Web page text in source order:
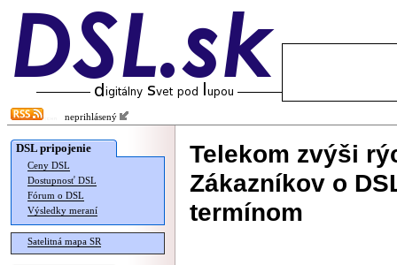
neprihlásený
DSL pripojenie
Ceny DSL
Dostupnosť DSL
Fórum o DSL
Výsledky meraní
Satelitná mapa SR
Telekom zvýši
Zákazníkov o
termínom